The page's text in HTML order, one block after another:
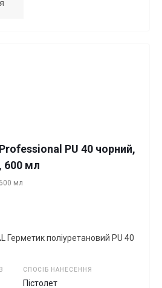
PU 40 чорний,
600 мл
600 мл
Герметик поліуретановий PU 40
СПОСІБ НАНЕСЕННЯ
Пістолет